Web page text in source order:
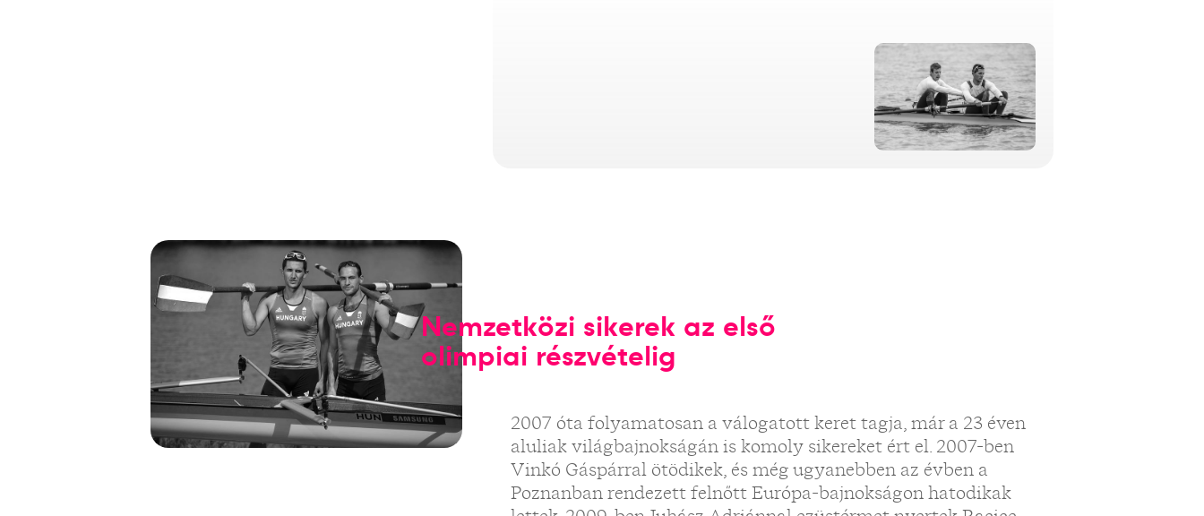
Nemzetközi sikerek az első
olimpiai részvételig
2007 óta folyamatosan a válogatott keret tagja, már a 23 éven
aluliak világbajnokságán is komoly sikereket ért el. 2007-ben
Vinkó Gáspárral ötödikek, és még ugyanebben az évben a
Poznanban rendezett felnőtt Európa-bajnokságon hatodikak